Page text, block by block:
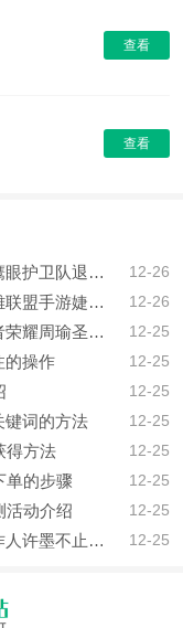
查看
查看
王者荣耀鹰眼护卫队怎么退出-王者荣耀鹰眼护卫队退出方法一览 12-26
英雄联盟手游婕拉的秘密活动怎么玩-英雄联盟手游婕拉的秘密活动玩法介绍 12-26
王者荣耀周瑜圣诞皮肤怎么免费获得-王者荣耀周瑜圣诞皮肤免费获取方法 12-25
的操作 12-25
12-25
键词的方法 12-25
得方法 12-25
单的步骤 12-25
活动介绍 12-25
恋与制作人许墨不止心动怎么样-恋与制作人许墨不止心动介绍 12-25